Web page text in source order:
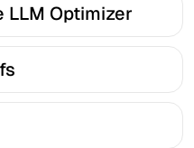
LLM Optimizer